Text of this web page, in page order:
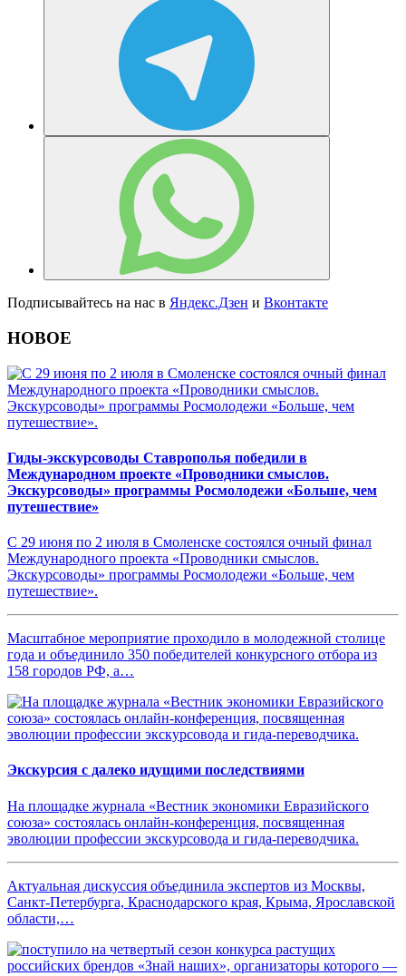
Подписывайтесь на нас в Яндекс.Дзен и Вконтакте
НОВОЕ
Гиды-экскурсоводы Ставрополья победили в
Международном проекте «Проводники смыслов.
Экскурсоводы» программы Росмолодежи «Больше, чем
путешествие»
С 29 июня по 2 июля в Смоленске состоялся очный финал
Международного проекта «Проводники смыслов.
Экскурсоводы» программы Росмолодежи «Больше, чем
путешествие».
Масштабное мероприятие проходило в молодежной столице
года и объединило 350 победителей конкурсного отбора из
158 городов РФ, а…
Экскурсия с далеко идущими последствиями
На площадке журнала «Вестник экономики Евразийского
союза» состоялась онлайн-конференция, посвященная
эволюции профессии экскурсовода и гида-переводчика.
Актуальная дискуссия объединила экспертов из Москвы,
Санкт-Петербурга, Краснодарского края, Крыма, Ярославской
области,…